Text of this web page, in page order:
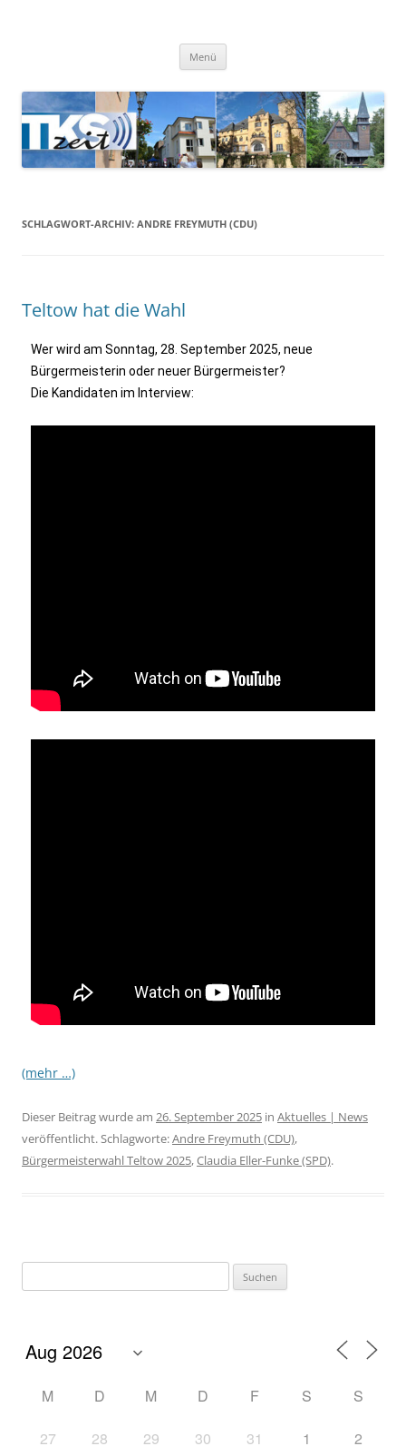
Menü
SCHLAGWORT-ARCHIV: ANDRE FREYMUTH (CDU)
Teltow hat die Wahl
Wer wird am Sonntag, 28. September 2025, neue
Bürgermeisterin oder neuer Bürgermeister?
Die Kandidaten im Interview:
(mehr …)
Dieser Beitrag wurde am 26. September 2025 in Aktuelles | News
veröffentlicht. Schlagworte:Andre Freymuth (CDU),
Bürgermeisterwahl Teltow 2025,Claudia Eller-Funke (SPD).
M D M D F S S
27 28 29 30 31 1 2